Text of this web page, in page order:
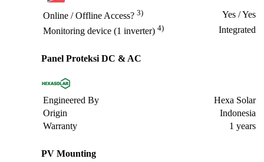
Online / Offline Access? 3)
Yes / Yes
Monitoring device (1 inverter) 4) Integrated
Panel Proteksi DC & AC
Engineered By
Hexa Solar
Origin
Indonesia
Warranty
1 years
PV Mounting